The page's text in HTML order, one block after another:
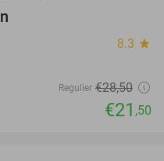
8.3 star
Regulier €28,50
€21 ,50